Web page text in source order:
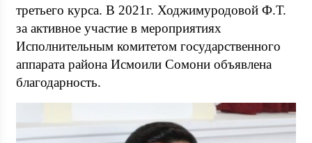
третьего курса. В 2021г. Ходжимуродовой Ф.Т.
за активное участие в мероприятиях
Исполнительным комитетом государственного
аппарата района Исмоили Сомони объявлена
благодарность.